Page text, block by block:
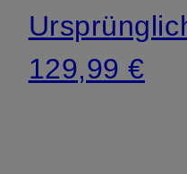
129,99 €